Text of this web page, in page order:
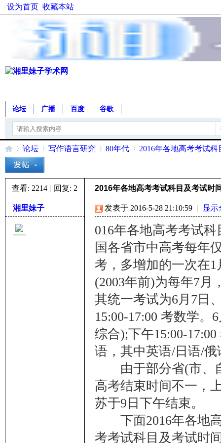
设为首页 收藏本站
论坛 广播 百度 谷歌
湘»
论坛
›
写作语言研究
›
80年代
›
2016年各地高考考试
查看: 2214 | 回复: 2 2016年各地高考考试科目及考试时
湘里妹子 发表于 2016-5-28 21:10:59 | 显示
016年各地高考考试
国各省市中高考每年
考，多增加的一次在
(2003年前)为每年7月
其统一考试为6月7日
15:00-17:00 考数学。
综合);下午15:00-
语，其中英语/日语/
由于部分省(市、自
高考结束时间不一，
苏于9日下午结束。
下面2016年各地高
考考试科目及考试时